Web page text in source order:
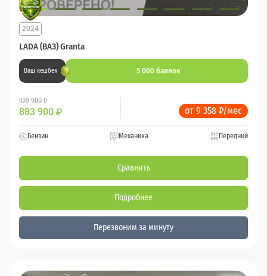
LADA (ВАЗ) Granta
2024
Ваш кешбек 5 000 баллов
929 900 ₽
883 900 ₽ от 9 358 ₽/мес
Бензин Механика Передний
Сравнить
Подробнее
Перезвоним за минуту